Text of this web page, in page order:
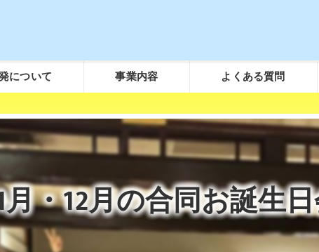
について 事業内容 よくある質問
粗大ごみについて
ごみ袋について（事
し尿汲取りについて
浄化槽について
月・12月の合同お誕生